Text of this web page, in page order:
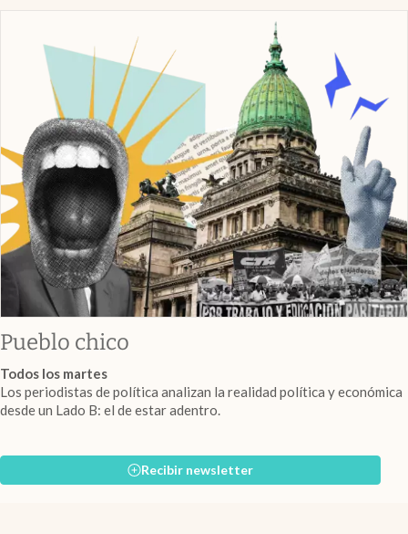
Pueblo chico
Todos los martes
Los periodistas de política analizan la realidad política y económica
desde un Lado B: el de estar adentro.
Recibir newsletter